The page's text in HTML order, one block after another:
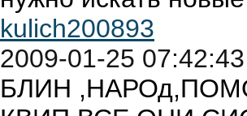
kulich200893
2009-01-25 07:42:43
БЛИН